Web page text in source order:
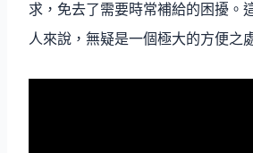
求，免去了需要時常補給的困擾。
人來說，無疑是一個極大的方便之